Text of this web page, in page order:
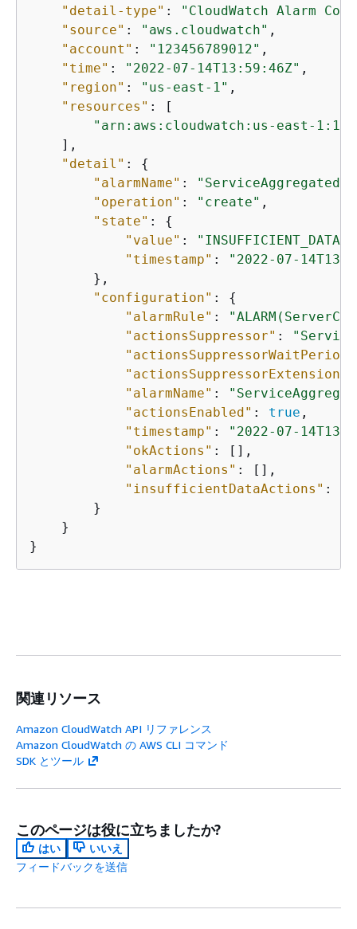
"detail-type" :
"CloudWatch Alarm
"source" : "aws.cloudwatch" ,
"account" : "123456789012" ,
"time" : "2022-07-14T13:59:46Z" ,
"region" : "us-east-1" ,
"resources" : [
"arn:aws:cloudwatch:us-east-
    ],
"detail" : {
"alarmName" :
"operation" : "create" ,
"state" : {
"value" : "INSUFFICIENT_DATA"
"timestamp" :
"2022-07-
        },
"configuration" : {
"alarmRule" :
"actionsSuppressor" :
"actionsSuppressorWaitPeriod"
"alarmName" :
"actionsEnabled" : true ,
"timestamp" :
"2022-07-
"okActions" : [],
"alarmActions" : [],
"insufficientDataActions" : []
        }
    }
}
関連リソース
Amazon CloudWatch API リファレンス
Amazon CloudWatch の AWS CLI コマンド
SDK とツール
このページは役に立ちましたか?
はい
いいえ
フィードバックを送信